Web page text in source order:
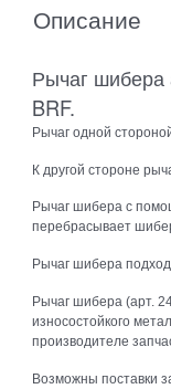
Описание
Рычаг шибера
BRF.
Рычаг одной
К другой стороне
Рычаг шибера с
перебрасывает
Рычаг шибера
Рычаг шибера (арт.
износостойкого
производителе
Возможны поставки